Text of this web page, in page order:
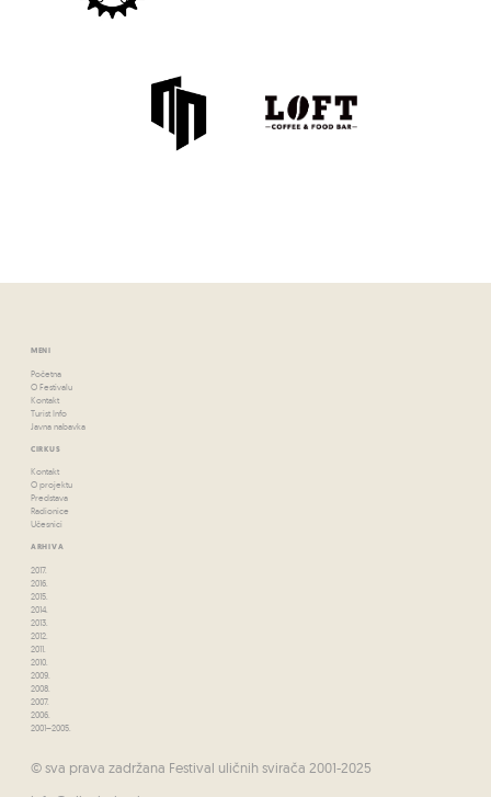
MENI
Početna
O Festivalu
Kontakt
Turist Info
Javna nabavka
CIRKUS
Kontakt
O projektu
Predstava
Radionice
Učesnici
ARHIVA
2017.
2016.
2015.
2014.
2013.
2012.
2011.
2010.
2009.
2008.
2007.
2006.
2001–2005.
© sva prava zadržana Festival uličnih svirača 2001-2025